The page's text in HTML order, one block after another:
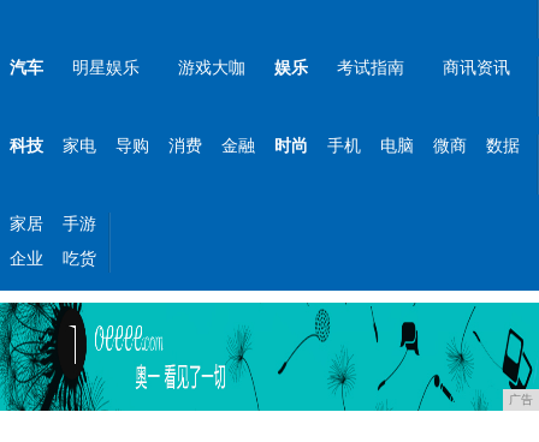
汽车 明星娱乐 游戏大咖 娱乐 考试指南 商讯资讯
科技 家电 导购 消费 金融 时尚 手机 电脑 微商 数据
家居
手游
企业
吃货
广告